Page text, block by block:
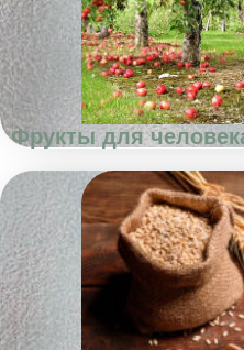
Фрукты для